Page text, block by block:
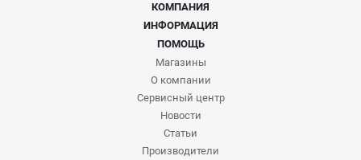
КОМПАНИЯ
ИНФОРМАЦИЯ
ПОМОЩЬ
Магазины
О компании
Сервисный центр
Новости
Статьи
Производители